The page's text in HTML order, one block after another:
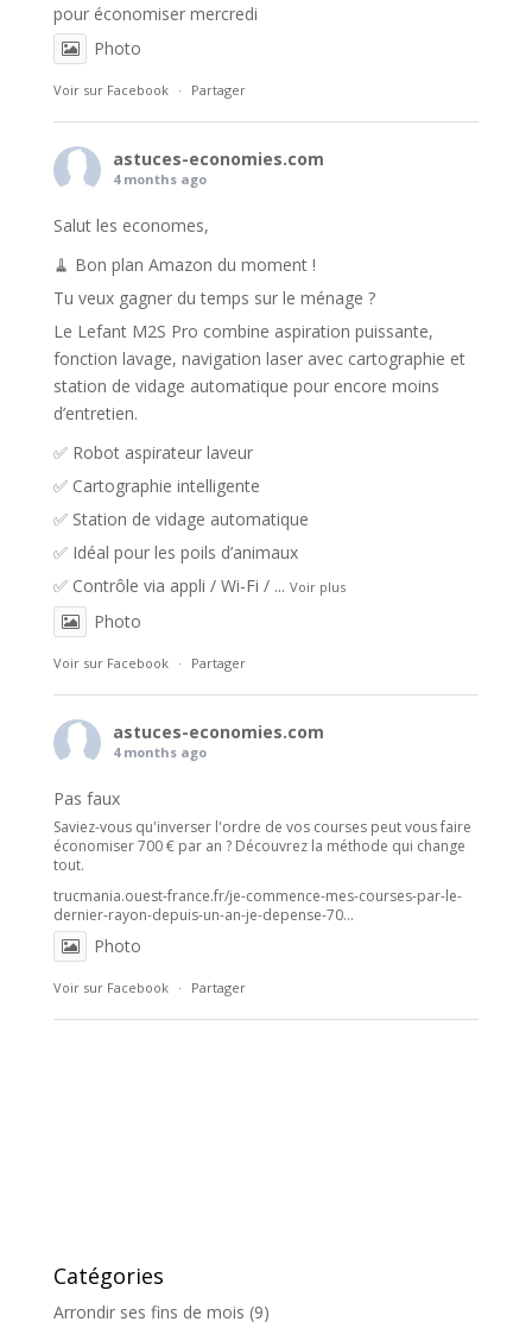
pour économiser mercredi
Photo
Voir sur Facebook · Partager
astuces-economies.com
4 months ago
Salut les economes,
🧹 Bon plan Amazon du moment !
Tu veux gagner du temps sur le ménage ?
Le Lefant M2S Pro combine aspiration puissante,
fonction lavage, navigation laser avec cartographie et
station de vidage automatique pour encore moins
d’entretien.
✅ Robot aspirateur laveur
✅ Cartographie intelligente
✅ Station de vidage automatique
✅ Idéal pour les poils d’animaux
✅ Contrôle via appli / Wi-Fi / ... Voir plus
Photo
Voir sur Facebook · Partager
astuces-economies.com
4 months ago
Pas faux
Saviez-vous qu'inverser l'ordre de vos courses peut vous faire
économiser 700 € par an ? Découvrez la méthode qui change
tout.
trucmania.ouest-france.fr/je-commence-mes-courses-par-le-
dernier-rayon-depuis-un-an-je-depense-70...
Photo
Voir sur Facebook · Partager
Catégories
Arrondir ses fins de mois (9)